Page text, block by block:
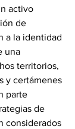
activo
de
a la identidad
una
territorios,
y certámenes
parte
de
considerados